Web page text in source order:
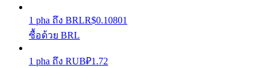
1 pha ถึง BRLR$0.10801
ซื้อด้วย BRL
1 pha ถึง RUB₽1.72